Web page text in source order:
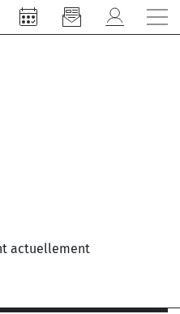
actuellement